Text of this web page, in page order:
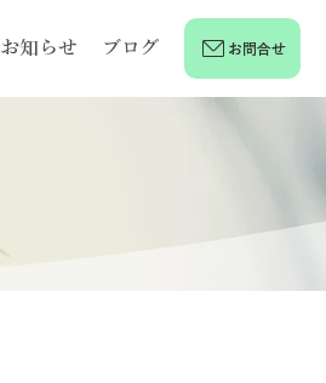
お知らせ ブログ お問合せ